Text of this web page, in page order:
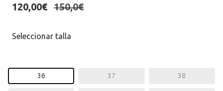
120,00€ 150,0€
Seleccionar talla
36 37 38